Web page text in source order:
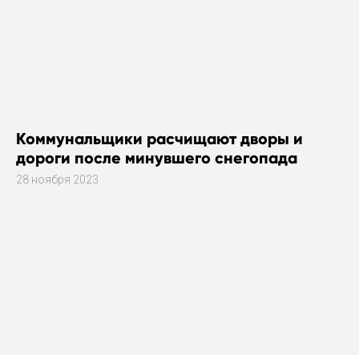
Коммунальщики расчищают дворы и
дороги после минувшего снегопада
28 ноября 2023